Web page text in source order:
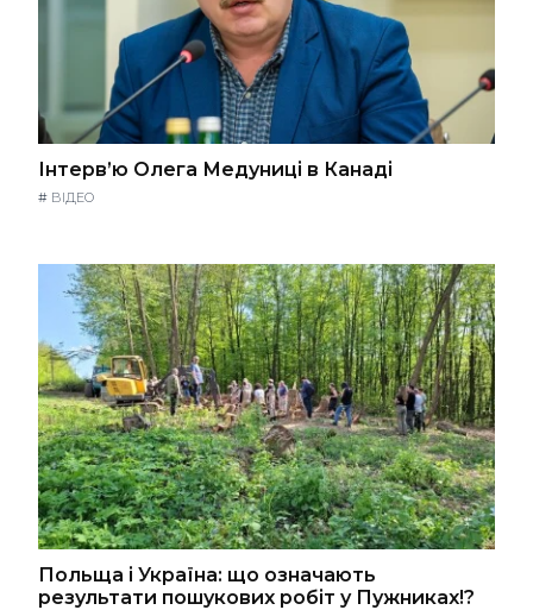
Інтерв’ю Олега Медуниці в Канаді
# ВІДЕО
Польща і Україна: що означають
результати пошукових робіт у Пужниках!?